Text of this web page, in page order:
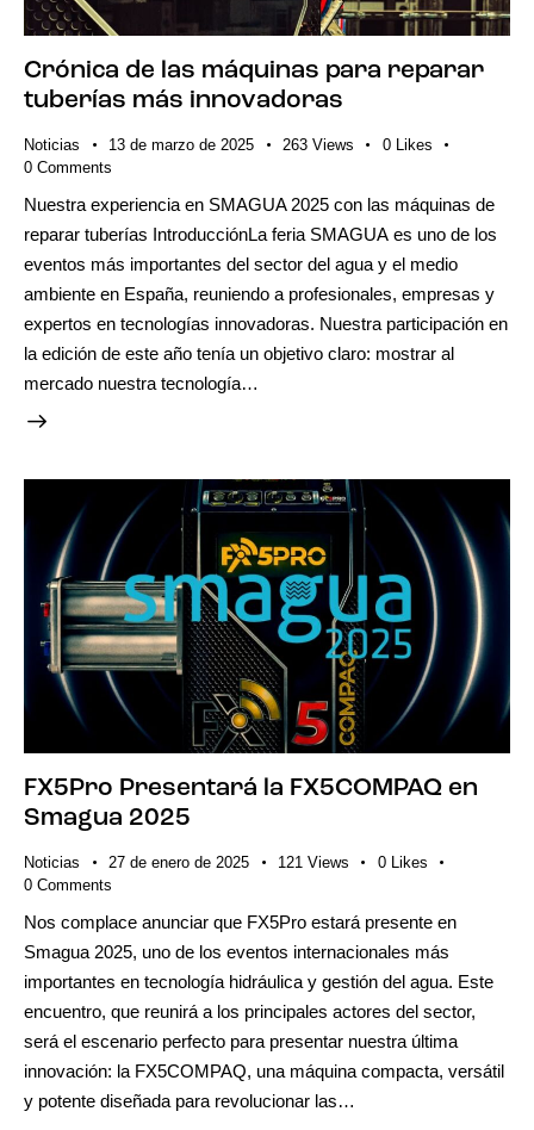
Crónica de las máquinas para reparar
tuberías más innovadoras
Noticias 13 de marzo de 2025 263 Views 0
Likes
0 Comments
Nuestra experiencia en SMAGUA 2025 con las máquinas de
reparar tuberías IntroducciónLa feria SMAGUA es uno de los
eventos más importantes del sector del agua y el medio
ambiente en España, reuniendo a profesionales, empresas y
expertos en tecnologías innovadoras. Nuestra participación en
la edición de este año tenía un objetivo claro: mostrar al
mercado nuestra tecnología…
FX5Pro Presentará la FX5COMPAQ en
Smagua 2025
Noticias 27 de enero de 2025 121 Views 0 Likes
0 Comments
Nos complace anunciar que FX5Pro estará presente en
Smagua 2025, uno de los eventos internacionales más
importantes en tecnología hidráulica y gestión del agua. Este
encuentro, que reunirá a los principales actores del sector,
será el escenario perfecto para presentar nuestra última
innovación: la FX5COMPAQ, una máquina compacta, versátil
y potente diseñada para revolucionar las…